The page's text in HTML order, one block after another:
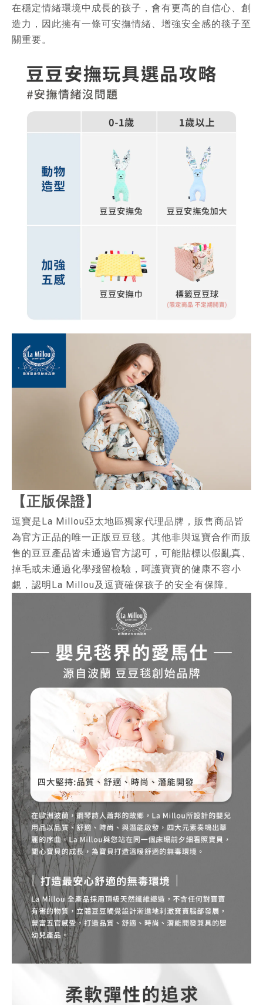
在穩定情緒環境中成長的孩子，會有更高的自信心、創
造力，因此擁有一條可安撫情緒、增強安全感的毯子至
關重要。
【正版保證】
逗寶是La Millou亞太地區獨家代理品牌，販售商品皆
為官方正品的唯一正版豆豆毯。其他非與逗寶合作而販
售的豆豆產品皆未通過官方認可，可能貼標以假亂真、
掉毛或未通過化學殘留檢驗，呵護寶寶的健康不容小
覷，認明La Millou及逗寶確保孩子的安全有保障。